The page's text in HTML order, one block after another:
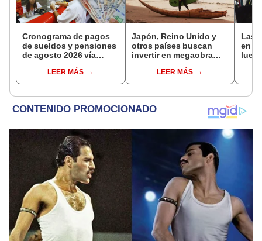
Cronograma de pagos
de sueldos y pensiones
de agosto 2026 vía
conoce las fechas de
depósito
LEER MÁS
Japón, Reino Unido y
otros países buscan
invertir en megaobra
costero de balneario en
Trujillo
LEER MÁS
Las
en
el